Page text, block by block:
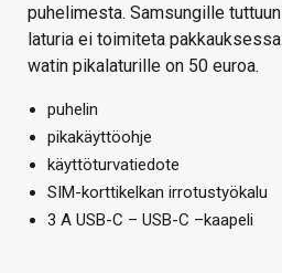
puhelimesta. Samsungille
laturia ei toimiteta
watin pikalaturille on 50 euroa.
puhelin
pikakäyttöohje
käyttöturvatiedote
SIM-korttikelkan irrotustyökalu
3 A USB-C – USB-C –kaapeli